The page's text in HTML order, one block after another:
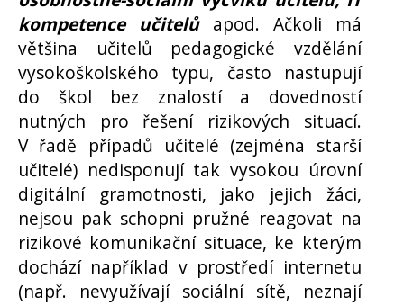
kompetence učitelůapod. Ačkoli má
většina učitelů pedagogické vzdělání
vysokoškolského typu, často nastupují
do škol bez znalostí a dovedností
nutných pro řešení rizikových situací.
V řadě případů učitelé (zejména starší
učitelé) nedisponují tak vysokou úrovní
digitální gramotnosti, jako jejich žáci,
nejsou pak schopni pružné reagovat na
rizikové komunikační situace, ke kterým
dochází například v prostředí internetu
(např. nevyužívají sociální sítě, neznají